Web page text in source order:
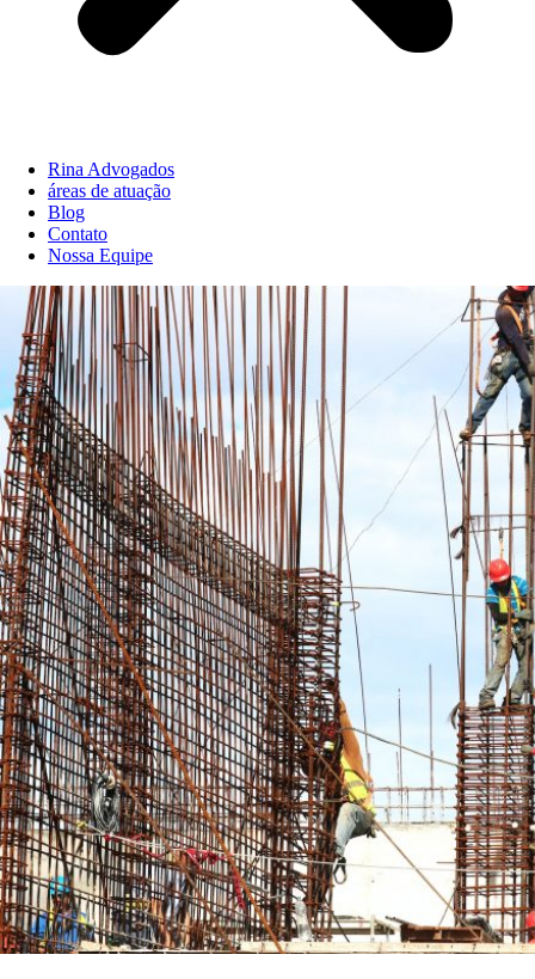
Rina Advogados
áreas de atuação
Blog
Contato
Nossa Equipe